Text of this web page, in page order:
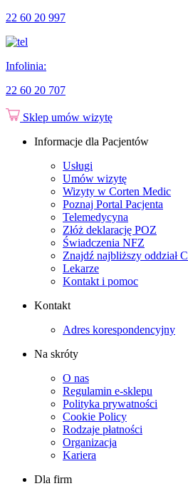
22 60 20 997
Infolinia:
22 60 20 707
Sklep umów wizytę
Informacje dla Pacjentów
Usługi
Umów wizytę
Wizyty w Corten Medic
Poznaj Portal Pacjenta
Telemedycyna
Złóż deklarację POZ
Świadczenia NFZ
Znajdź najbliższy oddział
Lekarze
Kontakt i pomoc
Kontakt
Adres korespondencyjny
Na skróty
O nas
Regulamin e-sklepu
Polityka prywatności
Cookie Policy
Rodzaje płatności
Organizacja
Kariera
Dla firm